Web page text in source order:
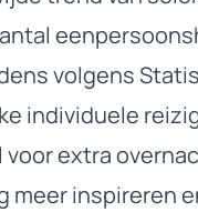
volgens
individuele
extra
meer inspireren